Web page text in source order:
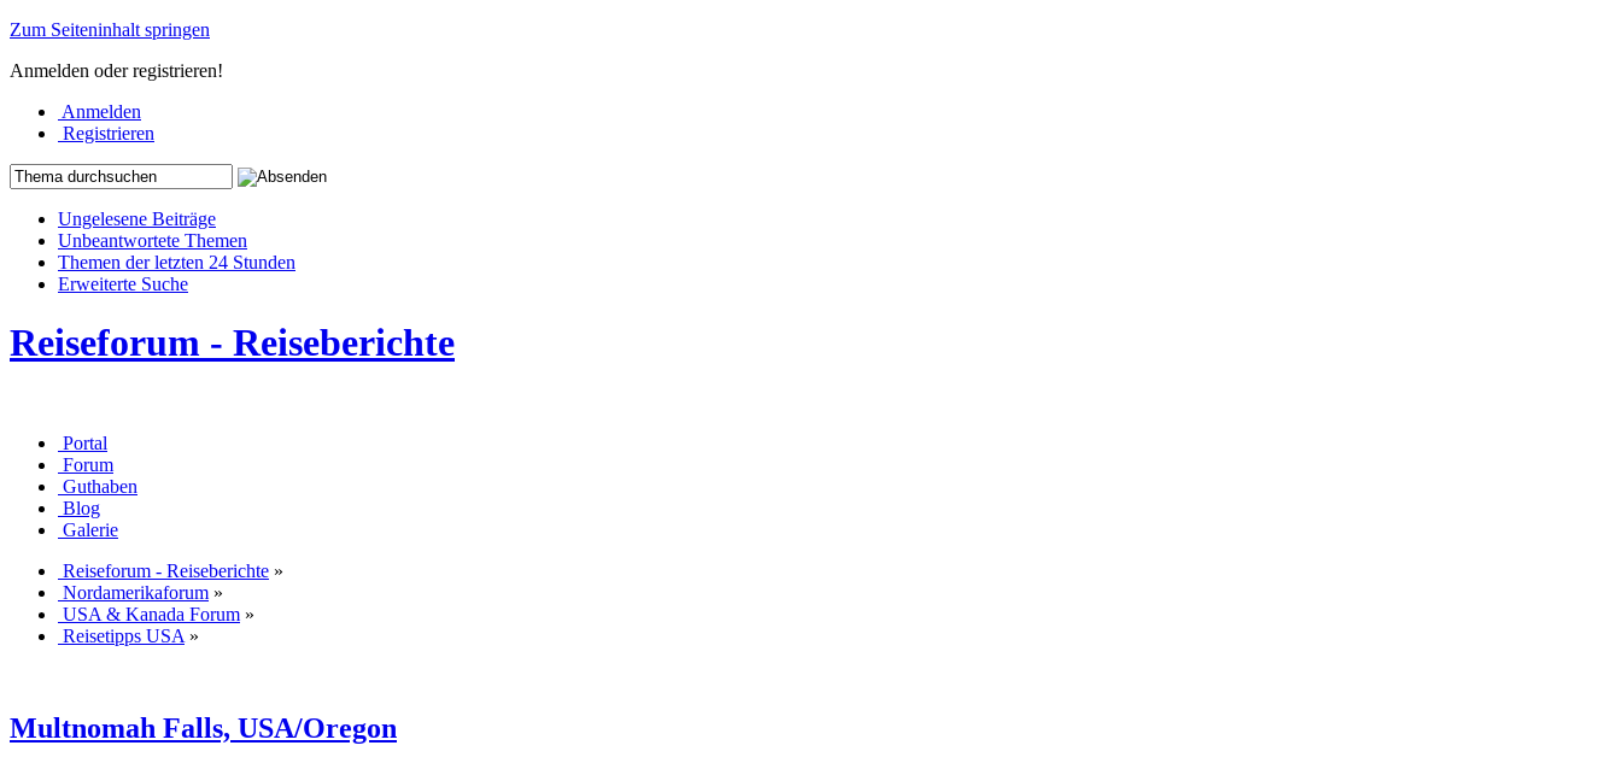
Zum Seiteninhalt springen
Anmelden oder registrieren!
Anmelden
Registrieren
Ungelesene Beiträge
Unbeantwortete Themen
Themen der letzten 24 Stunden
Erweiterte Suche
Reiseforum - Reiseberichte
Portal
Forum
Guthaben
Blog
Galerie
Reiseforum - Reiseberichte »
Nordamerikaforum »
USA & Kanada Forum »
Reisetipps USA »
Multnomah Falls, USA/Oregon